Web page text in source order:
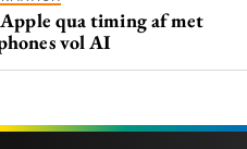
qua timing af met
vol AI